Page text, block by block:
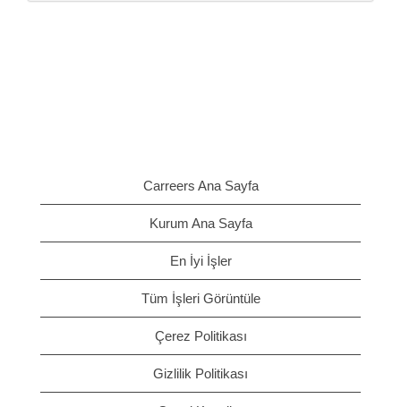
Carreers Ana Sayfa
Kurum Ana Sayfa
En İyi İşler
Tüm İşleri Görüntüle
Çerez Politikası
Gizlilik Politikası